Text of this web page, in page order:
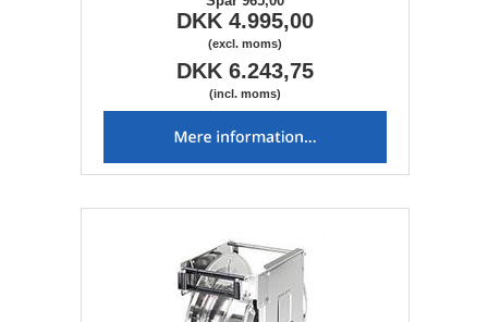
DKK 4.995,00
(excl. moms)
DKK 6.243,75
(incl. moms)